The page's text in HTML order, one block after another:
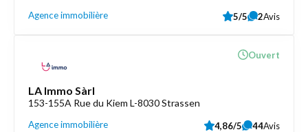
Agence immobilière 5/5 2Avis
LA Immo Sàrl
153-155A Rue du Kiem L-8030 Strassen
Agence immobilière
Ouvert
4,86/5 44Avis